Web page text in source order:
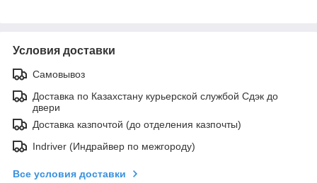
Условия доставки
Самовывоз
Доставка по Казахстану курьерской службой Сдэк до
двери
Доставка казпочтой (до отделения казпочты)
Indriver (Индрайвер по межгороду)
Все условия доставки